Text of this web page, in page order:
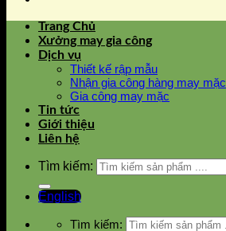
Trang Chủ
Xưởng may gia công
Dịch vụ
Thiết kế rập mẫu
Nhận gia công hàng may mặc
Gia công may mặc
Tin tức
Giới thiệu
Liên hệ
Tìm kiếm:
English
Tìm kiếm: